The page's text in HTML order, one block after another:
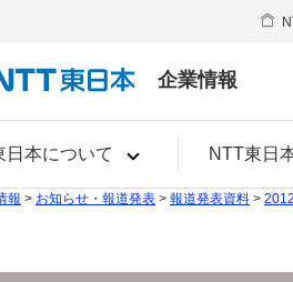
企業情報
日本について NTT東日
報 > お知らせ・報道発表 > 報道発表資料 >